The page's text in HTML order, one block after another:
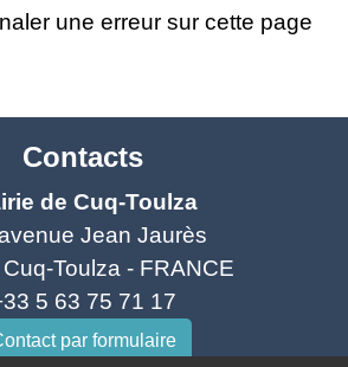
une erreur sur cette page
Contacts
de Cuq-Toulza
Jean Jaurès
Toulza - FRANCE
5 63 75 71 17
par formulaire